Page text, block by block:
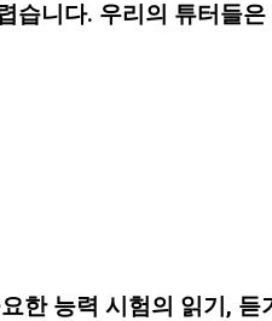
습니다. 우리의 튜터들
한 능력 시험의 읽기,